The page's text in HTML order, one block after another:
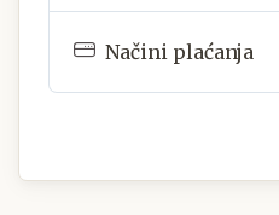
Načini plaćanja